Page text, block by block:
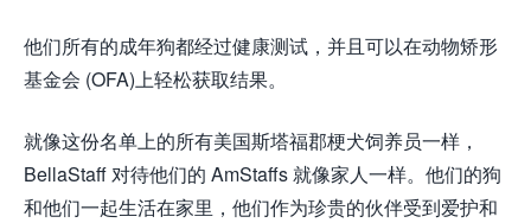
他们所有的成年狗都经过健康测试，并且可以在动物矫形
基金会 (OFA)上轻松获取结果。
就像这份名单上的所有美国斯塔福郡梗犬饲养员一样，
BellaStaff 对待他们的 AmStaffs 就像家人一样。他们的狗
和他们一起生活在家里，他们作为珍贵的伙伴受到爱护和